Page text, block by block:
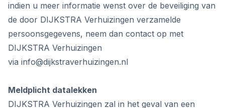
indien u meer informatie wenst over de beveiliging van
de door DIJKSTRA Verhuizingen verzamelde
persoonsgegevens, neem dan contact op met
DIJKSTRA Verhuizingen
via info@dijkstraverhuizingen.nl
Meldplicht datalekken
DIJKSTRA Verhuizingen zal in het geval van een